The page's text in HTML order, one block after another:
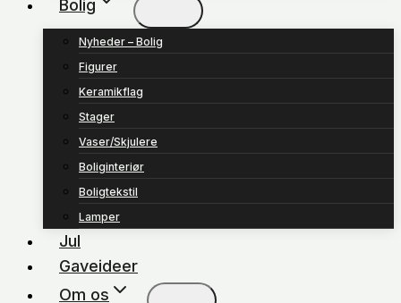
Bolig
Nyheder – Bolig
Figurer
Keramikflag
Stager
Vaser/Skjulere
Boliginteriør
Boligtekstil
Lamper
Jul
Gaveideer
Om os